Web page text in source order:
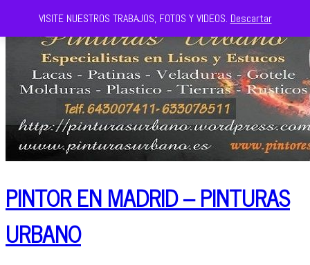
PINTOR EN MADRID – PINTURAS
URBANO
VISITE NUESTROS TRABAJOS, FOTOS Y VIDEOS. Descartar